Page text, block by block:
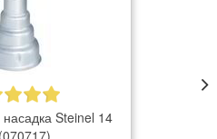
Steinel 14